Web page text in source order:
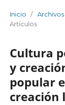
Inicio / Archivos
Artículos
Cultura
y
popular
creación